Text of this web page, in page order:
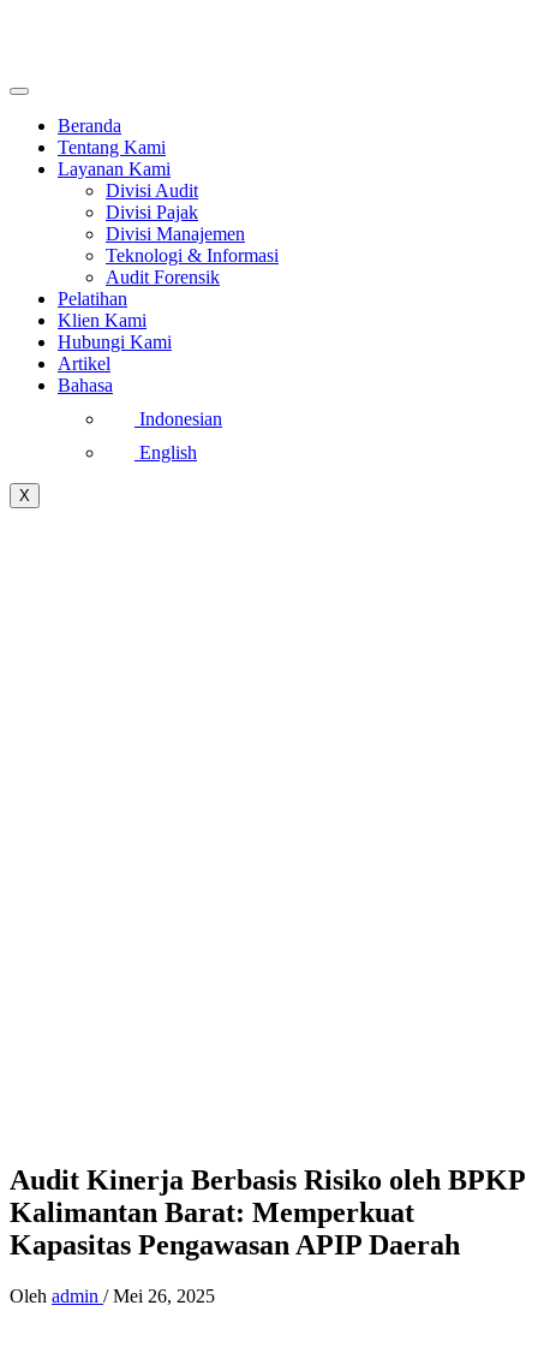
Beranda
Tentang Kami
Layanan Kami
Divisi Audit
Divisi Pajak
Divisi Manajemen
Teknologi & Informasi
Audit Forensik
Pelatihan
Klien Kami
Hubungi Kami
Artikel
Bahasa
Indonesian
English
X
Audit Kinerja Berbasis Risiko oleh BPKP
Kalimantan Barat: Memperkuat
Kapasitas Pengawasan APIP Daerah
Oleh admin /Mei 26, 2025